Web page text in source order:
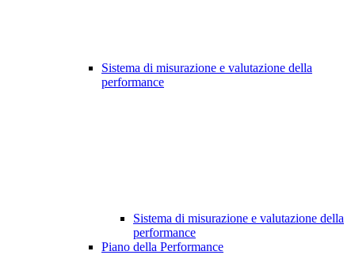
Sistema di misurazione e valutazione della
performance
Sistema di misurazione e valutazione della
performance
Piano della Performance